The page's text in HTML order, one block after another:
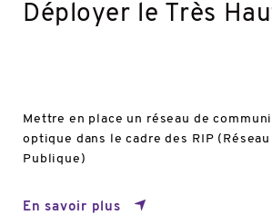
Déployer le Très
Mettre en place un réseau de
optique dans le cadre des RIP
Publique)
En savoir plus